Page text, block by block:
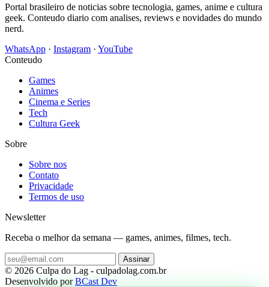
Portal brasileiro de noticias sobre tecnologia, games, anime e cultura
geek. Conteudo diario com analises, reviews e novidades do mundo
nerd.
WhatsApp · Instagram · YouTube
Conteudo
Games
Animes
Cinema e Series
Tech
Cultura Geek
Sobre
Sobre nos
Contato
Privacidade
Termos de uso
Newsletter
Receba o melhor da semana — games, animes, filmes, tech.
Assinar
© 2026 Culpa do Lag - culpadolag.com.br
Desenvolvido porBCast Dev